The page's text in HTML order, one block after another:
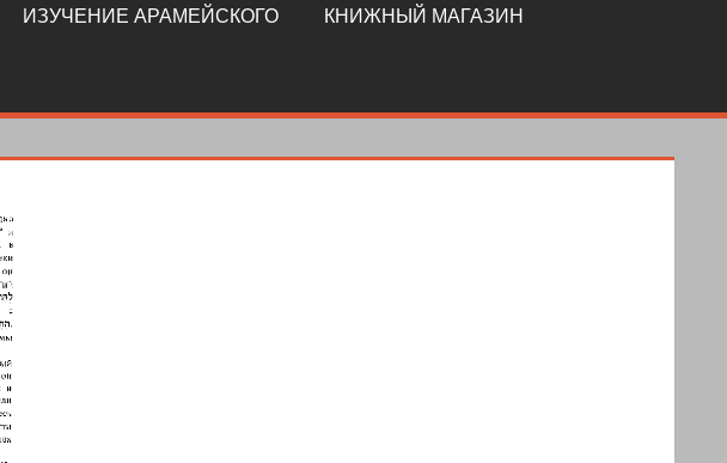
ИЗУЧЕНИЕ АРАМЕЙСКОГО КНИЖНЫЙ МАГАЗИН